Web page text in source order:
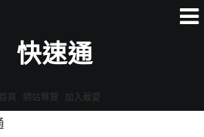
快速通
首頁 網站導覽 加入最愛